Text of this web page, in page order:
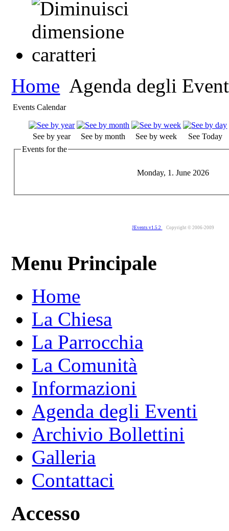
Home Agenda degli
Events Calendar
See by year See by month See by week
See Today
Events for the
Monday, 1. June 2026
JEvents v1.5.2 Copyright © 2006-2009
Menu Principale
Home
La Chiesa
La Parrocchia
La Comunità
Informazioni
Agenda degli Eventi
Archivio Bollettini
Galleria
Contattaci
Accesso